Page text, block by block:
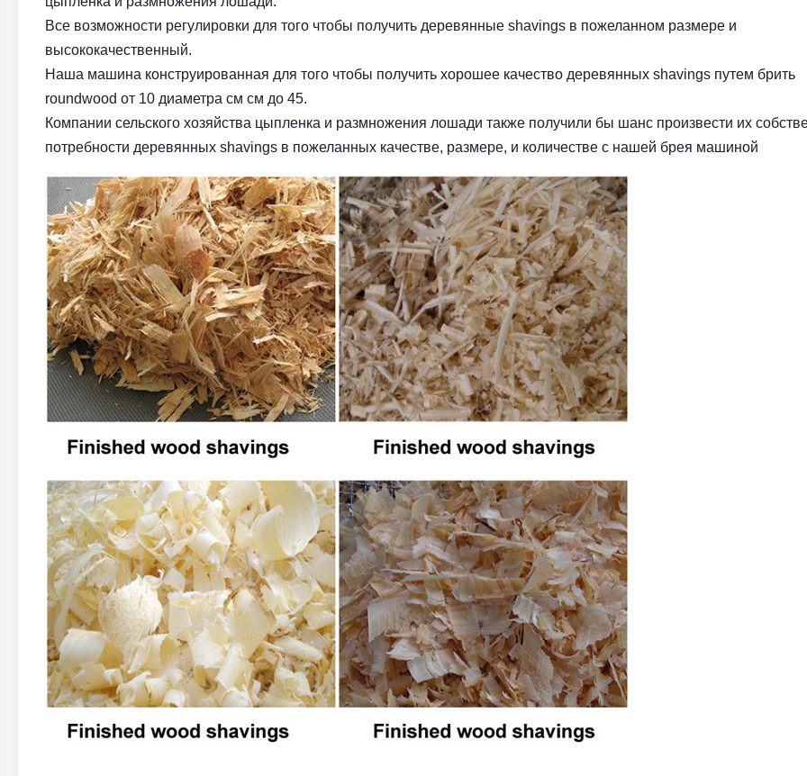
Все возможности регулировки для того чтобы получить деревянные shavings в пожеланном размере и
высококачественный.
Наша машина конструированная для того чтобы получить хорошее качество деревянных shavings путем брить
roundwood от 10 диаметра см см до 45.
Компании сельского хозяйства цыпленка и размножения лошади также получили бы шанс произвести их
потребности деревянных shavings в пожеланных качестве, размере, и количестве с нашей брея машиной